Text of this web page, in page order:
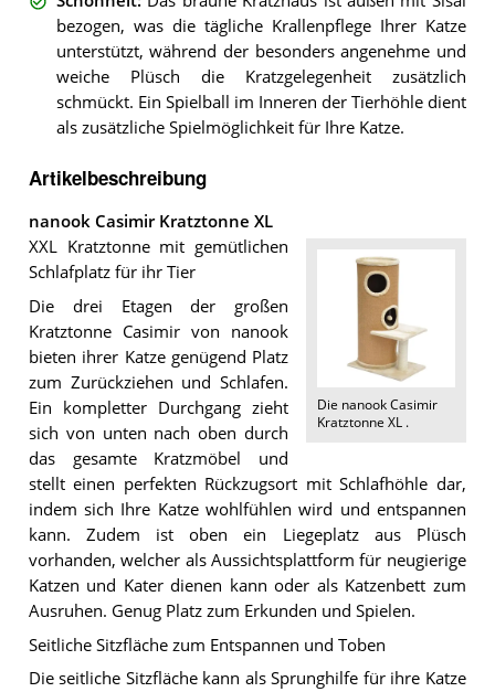
bezogen, was die tägliche Krallenpflege Ihrer Katze
unterstützt, während der besonders angenehme und
weiche Plüsch die Kratzgelegenheit zusätzlich
schmückt. Ein Spielball im Inneren der Tierhöhle dient
als zusätzliche Spielmöglichkeit für Ihre Katze.
Artikelbeschreibung
nanook Casimir Kratztonne XL
Die nanook Casimir
Kratztonne XL .
XXL Kratztonne mit gemütlichen
Schlafplatz für ihr Tier
Die drei Etagen der großen
Kratztonne Casimir von nanook
bieten ihrer Katze genügend Platz
zum Zurückziehen und Schlafen.
Ein kompletter Durchgang zieht
sich von unten nach oben durch
das gesamte Kratzmöbel und
stellt einen perfekten Rückzugsort mit Schlafhöhle dar,
indem sich Ihre Katze wohlfühlen wird und entspannen
kann. Zudem ist oben ein Liegeplatz aus Plüsch
vorhanden, welcher als Aussichtsplattform für neugierige
Katzen und Kater dienen kann oder als Katzenbett zum
Ausruhen. Genug Platz zum Erkunden und Spielen.
Seitliche Sitzfläche zum Entspannen und Toben
Die seitliche Sitzfläche kann als Sprunghilfe für ihre Katze